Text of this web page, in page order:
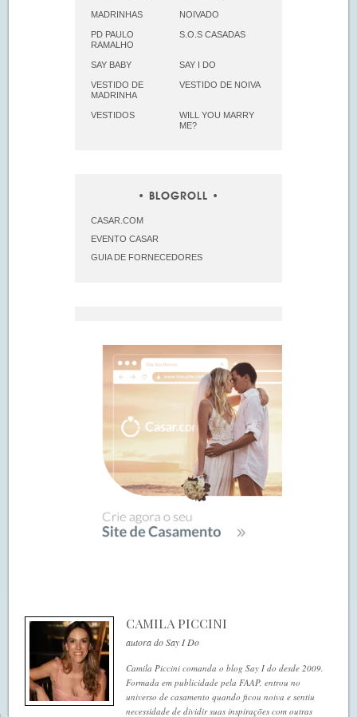
MADRINHAS NOIVADO
PD PAULO
RAMALHO
S.O.S CASADAS
SAY BABY SAY I DO
VESTIDO DE
MADRINHA
VESTIDO DE NOIVA
VESTIDOS
WILL YOU MARRY
ME?
BLOGROLL
CASAR.COM
EVENTO CASAR
GUIA DE FORNECEDORES
CAMILA PICCINI
autora do Say I Do
Camila Piccini comanda o blog Say I do desde 2009.
Formada em publicidade pela FAAP, entrou no
universo de casamento quando ficou noiva e sentiu
necessidade de dividir suas inspirações com outras